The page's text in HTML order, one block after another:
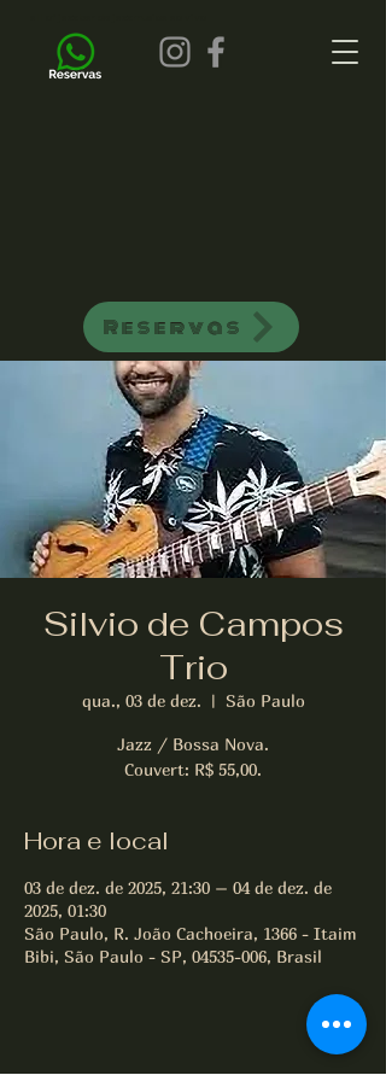
Reservas
Silvio de Campos
Trio
qua., 03 de dez.
  |
São Paulo
Jazz / Bossa Nova.
Couvert: R$ 55,00.
Hora e local
03 de dez. de 2025, 21:30 – 04 de dez. de
2025, 01:30
São Paulo, R. João Cachoeira, 1366 - Itaim
Bibi, São Paulo - SP, 04535-006, Brasil